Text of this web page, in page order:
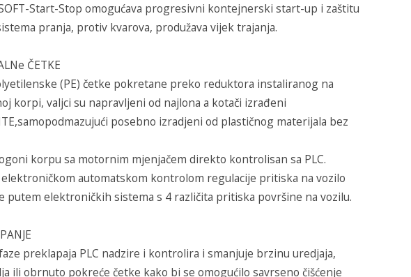
Start-Stop omogućava progresivni kontejnerski start-up i zaštitu
pranja, protiv kvarova, produžava vijek trajanja.
ČETKE
(PE) četke pokretane preko reduktora instaliranog na
korpi, valjci su napravljeni od najlona a kotači izrađeni
posebno izradjeni od plastičnog materijala bez
korpu sa motornim mjenjačem direkto kontrolisan sa PLC.
elektroničkom automatskom kontrolom regulacije pritiska na vozilo
putem elektroničkih sistema s 4 različita pritiska površine na vozilu.
preklapaja PLC nadzire i kontrolira i smanjuje brzinu uredjaja,
ili obrnuto pokreće četke kako bi se omogućilo savrseno čišćenje